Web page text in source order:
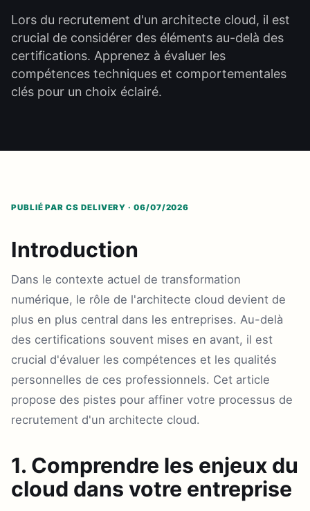
Lors du recrutement d'un architecte cloud, il est
crucial de considérer des éléments au-delà des
certifications. Apprenez à évaluer les
compétences techniques et comportementales
clés pour un choix éclairé.
PUBLIÉ PAR CS DELIVERY · 06/07/2026
Introduction
Dans le contexte actuel de transformation
numérique, le rôle de l'architecte cloud devient de
plus en plus central dans les entreprises. Au-delà
des certifications souvent mises en avant, il est
crucial d'évaluer les compétences et les qualités
personnelles de ces professionnels. Cet article
propose des pistes pour affiner votre processus de
recrutement d'un architecte cloud.
1. Comprendre les enjeux du
cloud dans votre entreprise